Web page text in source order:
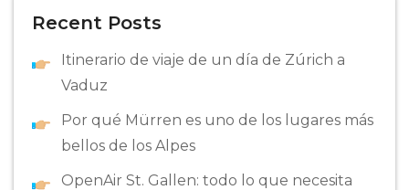
Recent Posts
Itinerario de viaje de un día de Zúrich a
Vaduz
Por qué Mürren es uno de los lugares más
bellos de los Alpes
OpenAir St. Gallen: todo lo que necesita